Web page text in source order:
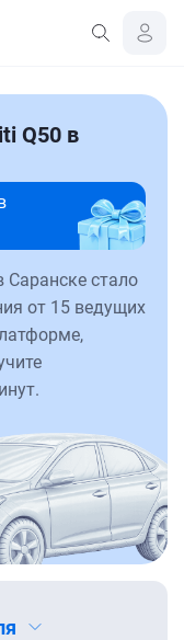
Q50 в
стало
от 15 ведущих